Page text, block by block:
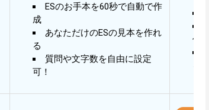
ESのお手本を60秒で自動で作
成
あなただけのESの見本を作れ
る
質問や文字数を自由に設定
可！
作成